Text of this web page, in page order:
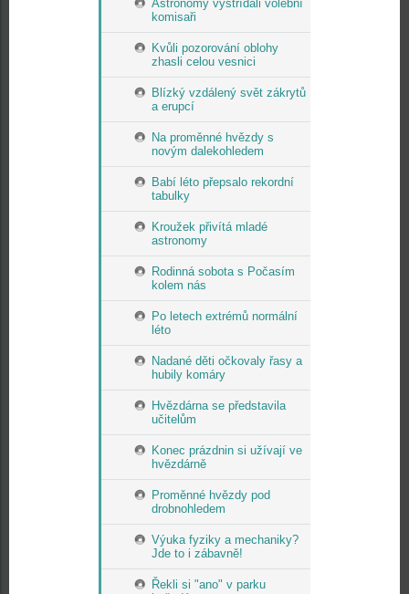
Astronomy vystřídali volební
komisaři
Kvůli pozorování oblohy
zhasli celou vesnici
Blízký vzdálený svět zákrytů
a erupcí
Na proměnné hvězdy s
novým dalekohledem
Babí léto přepsalo rekordní
tabulky
Kroužek přivítá mladé
astronomy
Rodinná sobota s Počasím
kolem nás
Po letech extrémů normální
léto
Nadané děti očkovaly řasy a
hubily komáry
Hvězdárna se představila
učitelům
Konec prázdnin si užívají ve
hvězdárně
Proměnné hvězdy pod
drobnohledem
Výuka fyziky a mechaniky?
Jde to i zábavně!
Řekli si "ano" v parku